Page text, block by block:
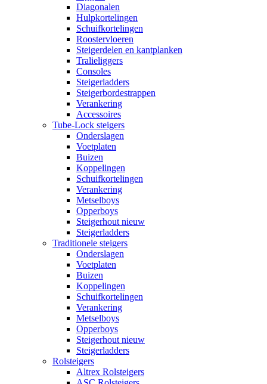
Diagonalen
Hulpkortelingen
Schuifkortelingen
Roostervloeren
Steigerdelen en kantplanken
Tralieliggers
Consoles
Steigerladders
Steigerbordestrappen
Verankering
Accessoires
Tube-Lock steigers
Onderslagen
Voetplaten
Buizen
Koppelingen
Schuifkortelingen
Verankering
Metselboys
Opperboys
Steigerhout nieuw
Steigerladders
Traditionele steigers
Onderslagen
Voetplaten
Buizen
Koppelingen
Schuifkortelingen
Verankering
Metselboys
Opperboys
Steigerhout nieuw
Steigerladders
Rolsteigers
Altrex Rolsteigers